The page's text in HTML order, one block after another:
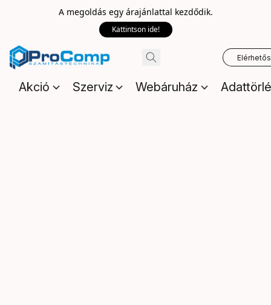
A megoldás egy árajánlattal kezdődik.
Kattintson ide!
Akció Szerviz Webáruház